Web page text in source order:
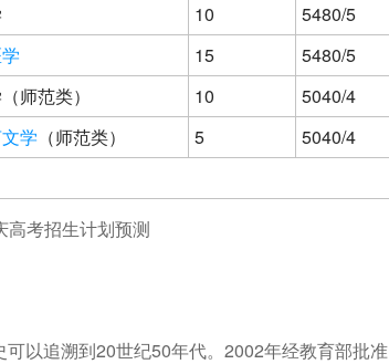
10
5480/5
15
5480/5
师范类） 10
5040/4
学 （师范类） 5
5040/4
以追溯到20世纪50年代。2002年经教育部批准